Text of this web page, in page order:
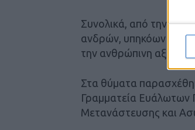
Συνολικά, από την
ανδρών, υπηκόων Νεπάλ,
την ανθρώπινη
Στα θύματα
Γραμματεία Ευάλωτων
Μετανάστευσης και